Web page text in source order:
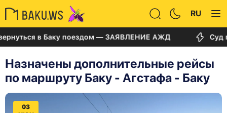
RU
в Баку поездом — ЗАЯВЛЕНИЕ АЖД Суд по
Назначены дополнительные рейсы
по маршруту Баку - Агстафа - Баку
03